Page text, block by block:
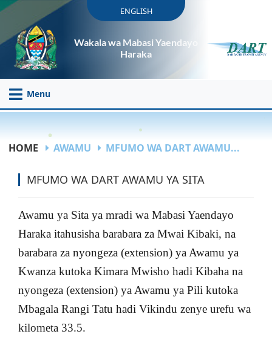
ENGLISH
Wakala wa Mabasi Yaendayo
Haraka
Menu
HOME AWAMU MFUMO WA DART AWAMU...
MFUMO WA DART AWAMU YA SITA
Awamu ya Sita ya mradi wa Mabasi Yaendayo
Haraka itahusisha barabara za Mwai Kibaki, na
barabara za nyongeza (extension) ya Awamu ya
Kwanza kutoka Kimara Mwisho hadi Kibaha na
nyongeza (extension) ya Awamu ya Pili kutoka
Mbagala Rangi Tatu hadi Vikindu zenye urefu wa
kilometa 33.5.